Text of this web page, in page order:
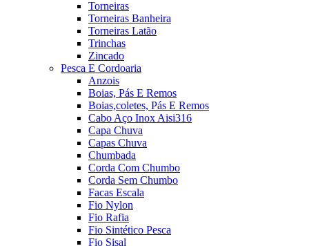
Torneiras
Torneiras Banheira
Torneiras Latão
Trinchas
Zincado
Pesca E Cordoaria
Anzois
Boias, Pás E Remos
Boias,coletes, Pás E Remos
Cabo Aço Inox Aisi316
Capa Chuva
Capas Chuva
Chumbada
Corda Com Chumbo
Corda Sem Chumbo
Facas Escala
Fio Nylon
Fio Rafia
Fio Sintético Pesca
Fio Sisal